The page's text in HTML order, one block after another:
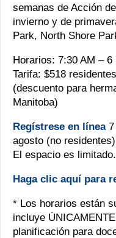
semanas de Acción
invierno y de
Park, North Shore
Horarios: 7:30 AM – 6
Tarifa: $518
(descuento para
Manitoba)
Regístrese en línea7
agosto (no
El espacio es limitado.
Haga clic aquí para
* Los horarios están
incluye
planificación para